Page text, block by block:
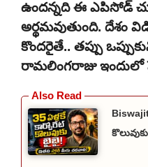
ఉందన్నది ఈ ఎపిసోడ్
అర్థమవుతుంది.
కొందరైతే.. తప్పు
రామలింగరాజు